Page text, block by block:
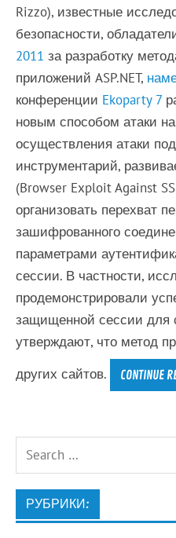
Rizzo), известные
безопасности,
2011 за разработку
приложений ASP.NET,
конференции Ekoparty 7
новым способом атаки
осуществления атаки
инструментарий,
(Browser Exploit Against
организовать перехват
зашифрованного
параметрами
сессии. В частности,
продемонстрировали
защищенной сессии для
утверждают, что метод
других сайтов.
CONTINUE
РУБРИКИ: